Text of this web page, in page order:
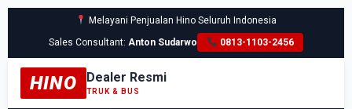
Melayani Penjualan Hino Seluruh Indonesia
Sales Consultant:Anton Sudarwo 0813-1103-2456
HINO Dealer Resmi
TRUK & BUS